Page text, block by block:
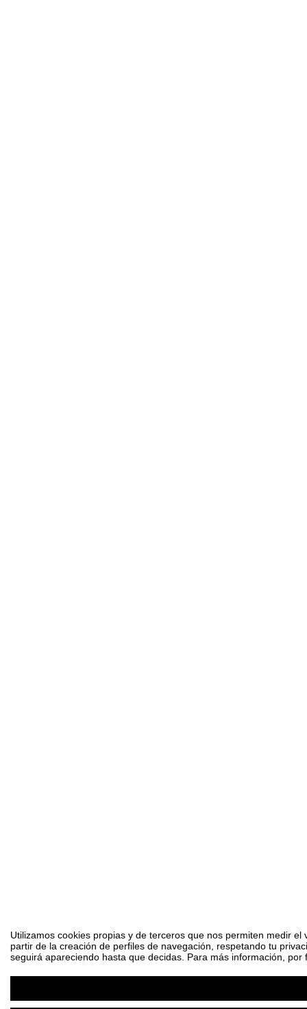
Utilizamos cookies propias y de terceros que nos permiten medir
partir de la creación de perfiles de navegación, respetando tu
seguirá apareciendo hasta que decidas. Para más información,